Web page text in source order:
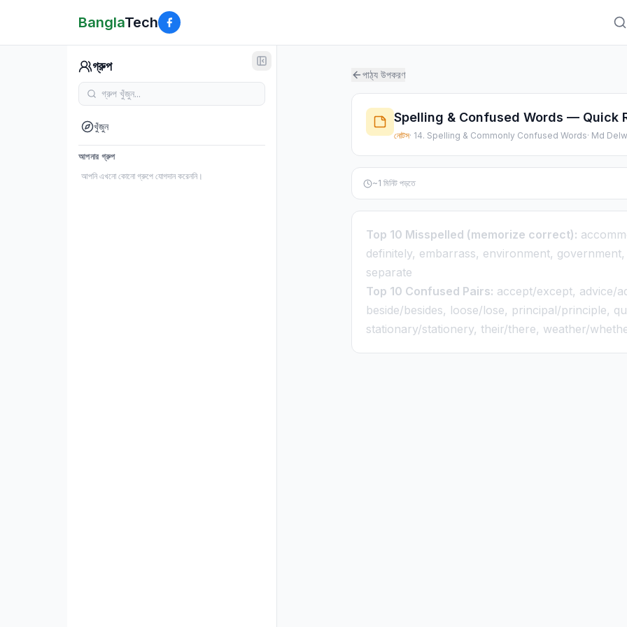
BanglaTech
গ্রুপ
খুঁজুন
আপনার গ্রুপ
আপনি এখনো কোনো গ্রুপে যোগদান করেননি।
পাঠ্য উপকরণ
Spelling & Confused Words — Quick
নোটস· 14. Spelling & Commonly Confused Words· Md
~1 মিনিট পড়তে
Top 10 Misspelled (memorize correct):
definitely, embarrass, environment,
separate
Top 10 Confused Pairs: accept/except, advice/
beside/besides, loose/lose, principal/principle,
stationary/stationery, their/there, weather/